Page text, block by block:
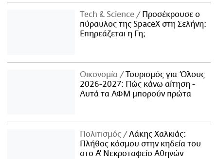
Τech & Science
Προσέκρουσε ο
πύραυλος της SpaceX στη Σελήνη:
Επηρεάζεται η Γη;
Οικονομία
Τουρισμός για Όλους
2026-2027: Πώς κάνω αίτηση -
Αυτά τα ΑΦΜ μπορούν πρώτα
Πολιτισμός
Λάκης Χαλκιάς:
Πλήθος κόσμου στην κηδεία του
στο Α' Νεκροταφείο Αθηνών